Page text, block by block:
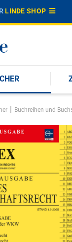
LINDE SHOP
| Buchreihen und